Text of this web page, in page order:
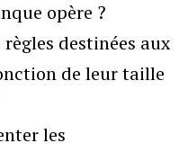
opère ?
destinées aux
de leur taille
les